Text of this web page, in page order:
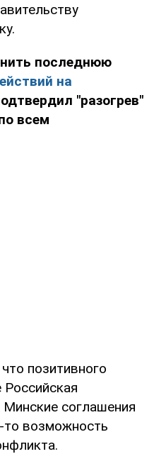
последнюю
на
"разогрев"
всем
позитивного
Российская
соглашения
то возможность